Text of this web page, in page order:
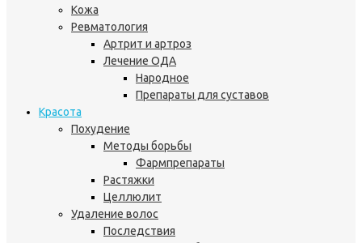
Кожа
Ревматология
Артрит и артроз
Лечение ОДА
Народное
Препараты для суставов
Красота
Похудение
Методы борьбы
Фармпрепараты
Растяжки
Целлюлит
Удаление волос
Последствия